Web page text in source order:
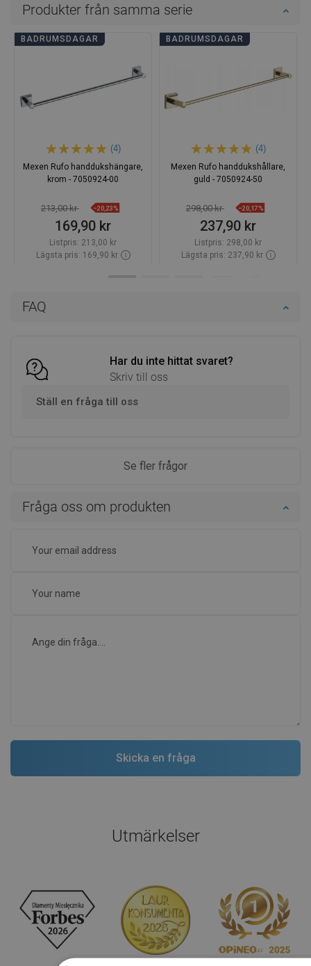
FAQ
Har du inte hittat svaret?
Skriv till oss
Ställ en fråga till oss
Se fler frågor
Fråga oss om produkten
Produkter från samma serie
BADRUMSDAGAR
(4)
Mexen Rufo handdukshängare,
krom - 7050924-00
213,00 kr −20,23%
169,90 kr
Listpris: 213,00 kr
Lägsta pris: 169,90 kr
BADRUMSDAGAR
(4)
Mexen Rufo handdukshållare,
guld - 7050924-50
298,00 kr −20,17%
237,90 kr
Listpris: 298,00 kr
Lägsta pris: 237,90 kr
Utmärkelser